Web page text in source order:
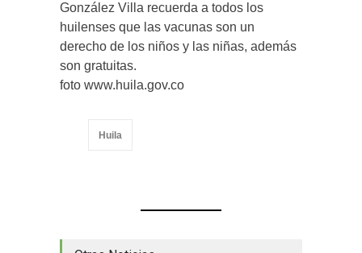
González Villa recuerda a todos los
huilenses que las vacunas son un
derecho de los niños y las niñas, además
son gratuitas.
foto www.huila.gov.co
Huila